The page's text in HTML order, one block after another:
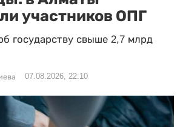
участников ОПГ
государству свыше 2,7 млрд
07.08.2026, 22:10